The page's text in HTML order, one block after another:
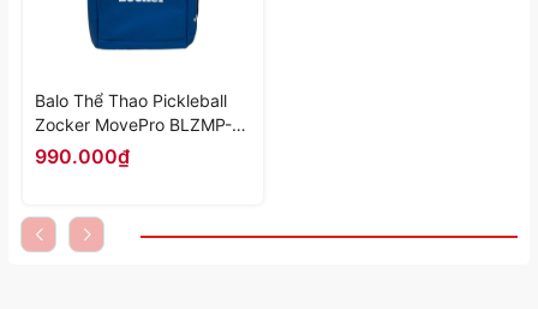
Balo Thể Thao Pickleball
Zocker MovePro BLZMP-
03 "Xanh" - Hàng Chính
990.000₫